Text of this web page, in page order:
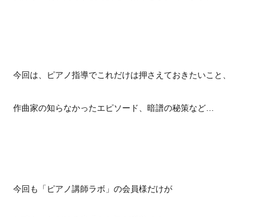
今回は、ピアノ指導でこれだけは押さえておきたいこと、
作曲家の知らなかったエピソード、暗譜の秘策など…
今回も「ピアノ講師ラボ」の会員様だけが